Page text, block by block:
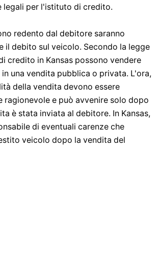
legali per l'istituto di credito.
redento dal debitore saranno
il debito sul veicolo. Secondo la legge
credito in Kansas possono vendere
una vendita pubblica o privata. L'ora,
della vendita devono essere
ragionevole e può avvenire solo dopo
è stata inviata al debitore. In Kansas,
di eventuali carenze che
veicolo dopo la vendita del